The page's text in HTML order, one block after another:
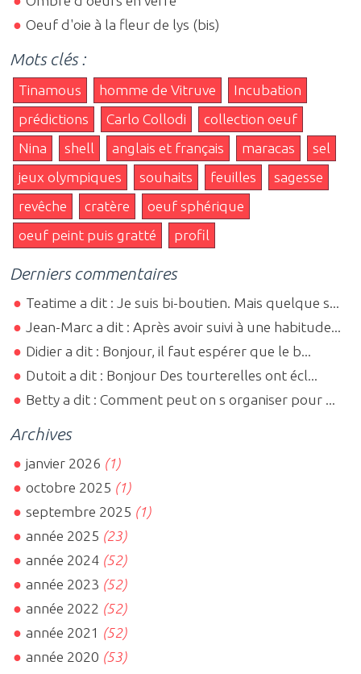
Oeuf d'oie à la fleur de lys (bis)
Mots clés :
Tinamous homme de Vitruve
Incubation
prédictions
Carlo Collodi
collection oeuf
Nina
shell anglais et français maracas
sel
jeux olympiques
souhaits feuilles
sagesse
revêche
cratère
oeuf sphérique
oeuf peint puis gratté
profil
Derniers commentaires
Teatime a dit : Je suis bi-boutien. Mais quelque s...
Jean-Marc a dit : Après avoir suivi à une habitude...
Didier a dit : Bonjour, il faut espérer que le b...
Dutoit a dit : Bonjour Des tourterelles ont écl...
Betty a dit : Comment peut on s organiser pour ...
Archives
janvier 2026 (1)
octobre 2025 (1)
septembre 2025 (1)
année 2025 (23)
année 2024 (52)
année 2023 (52)
année 2022 (52)
année 2021 (52)
année 2020 (53)